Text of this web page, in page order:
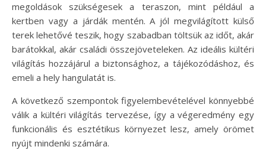
megoldások szükségesek a teraszon, mint például a
kertben vagy a járdák mentén. A jól megvilágított külső
terek lehetővé teszik, hogy szabadban töltsük az időt, akár
barátokkal, akár családi összejöveteleken. Az ideális kültéri
világítás hozzájárul a biztonsághoz, a tájékozódáshoz, és
emeli a hely hangulatát is.
A következő szempontok figyelembevételével könnyebbé
válik a kültéri világítás tervezése, így a végeredmény egy
funkcionális és esztétikus környezet lesz, amely örömet
nyújt mindenki számára.